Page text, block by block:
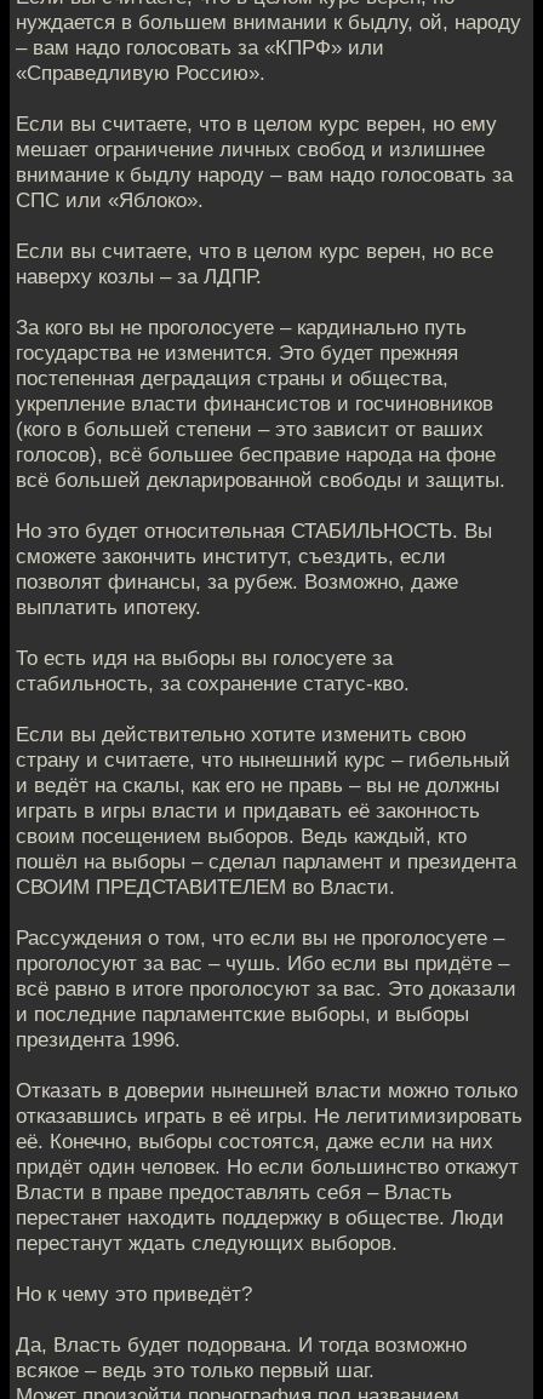
нуждается в большем внимании к быдлу, ой, народу
– вам надо голосовать за «КПРФ» или
«Справедливую Россию».
Если вы считаете, что в целом курс верен, но ему
мешает ограничение личных свобод и излишнее
внимание к быдлу народу – вам надо голосовать за
СПС или «Яблоко».
Если вы считаете, что в целом курс верен, но все
наверху козлы – за ЛДПР.
За кого вы не проголосуете – кардинально путь
государства не изменится. Это будет прежняя
постепенная деградация страны и общества,
укрепление власти финансистов и госчиновников
(кого в большей степени – это зависит от ваших
голосов), всё большее бесправие народа на фоне
всё большей декларированной свободы и защиты.
Но это будет относительная СТАБИЛЬНОСТЬ. Вы
сможете закончить институт, съездить, если
позволят финансы, за рубеж. Возможно, даже
выплатить ипотеку.
То есть идя на выборы вы голосуете за
стабильность, за сохранение статус-кво.
Если вы действительно хотите изменить свою
страну и считаете, что нынешний курс – гибельный
и ведёт на скалы, как его не правь – вы не должны
играть в игры власти и придавать её законность
своим посещением выборов. Ведь каждый, кто
пошёл на выборы – сделал парламент и президента
СВОИМ ПРЕДСТАВИТЕЛЕМ во Власти.
Рассуждения о том, что если вы не проголосуете –
проголосуют за вас – чушь. Ибо если вы придёте –
всё равно в итоге проголосуют за вас. Это доказали
и последние парламентские выборы, и выборы
президента 1996.
Отказать в доверии нынешней власти можно только
отказавшись играть в её игры. Не легитимизировать
её. Конечно, выборы состоятся, даже если на них
придёт один человек. Но если большинство откажут
Власти в праве предоставлять себя – Власть
перестанет находить поддержку в обществе. Люди
перестанут ждать следующих выборов.
Но к чему это приведёт?
Да, Власть будет подорвана. И тогда возможно
всякое – ведь это только первый шаг.